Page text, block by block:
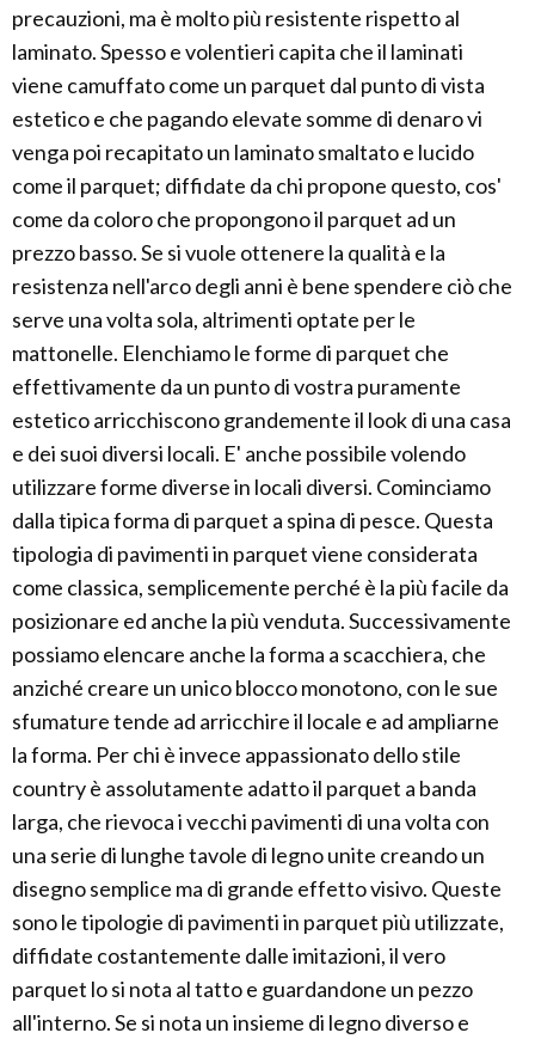
precauzioni, ma è molto più resistente rispetto al
laminato. Spesso e volentieri capita che il laminati
viene camuffato come un parquet dal punto di vista
estetico e che pagando elevate somme di denaro vi
venga poi recapitato un laminato smaltato e lucido
come il parquet; diffidate da chi propone questo, cos'
come da coloro che propongono il parquet ad un
prezzo basso. Se si vuole ottenere la qualità e la
resistenza nell'arco degli anni è bene spendere ciò che
serve una volta sola, altrimenti optate per le
mattonelle. Elenchiamo le forme di parquet che
effettivamente da un punto di vostra puramente
estetico arricchiscono grandemente il look di una casa
e dei suoi diversi locali. E' anche possibile volendo
utilizzare forme diverse in locali diversi. Cominciamo
dalla tipica forma di parquet a spina di pesce. Questa
tipologia di pavimenti in parquet viene considerata
come classica, semplicemente perché è la più facile da
posizionare ed anche la più venduta. Successivamente
possiamo elencare anche la forma a scacchiera, che
anziché creare un unico blocco monotono, con le sue
sfumature tende ad arricchire il locale e ad ampliarne
la forma. Per chi è invece appassionato dello stile
country è assolutamente adatto il parquet a banda
larga, che rievoca i vecchi pavimenti di una volta con
una serie di lunghe tavole di legno unite creando un
disegno semplice ma di grande effetto visivo. Queste
sono le tipologie di pavimenti in parquet più utilizzate,
diffidate costantemente dalle imitazioni, il vero
parquet lo si nota al tatto e guardandone un pezzo
all'interno. Se si nota un insieme di legno diverso e